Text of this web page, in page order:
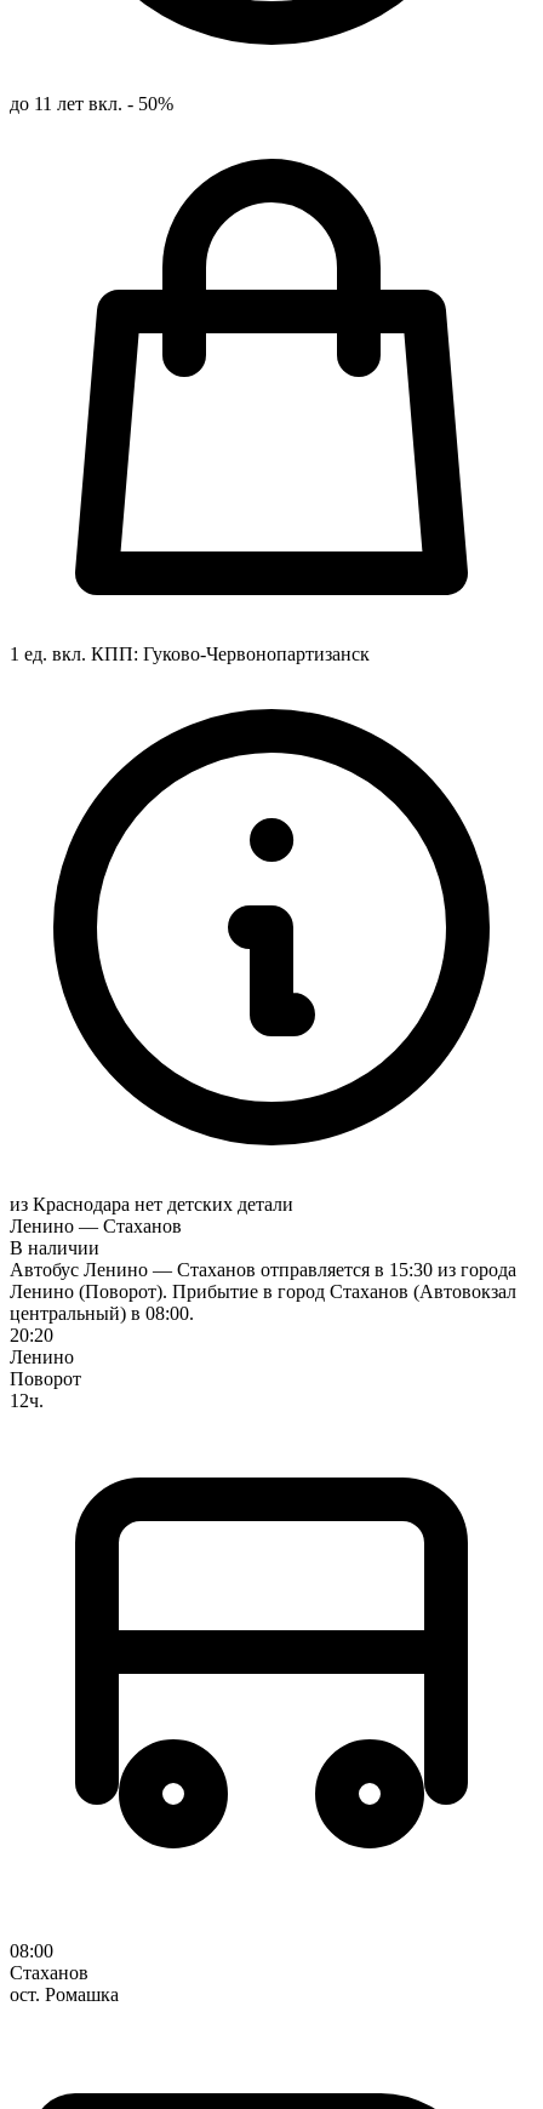
до 11 лет вкл. - 50%
1 ед. вкл. КПП: Гуково-Червонопартизанск
из Краснодара нет детских детали
Ленино — Стаханов
В наличии
Автобус Ленино — Стаханов отправляется в 15:30 из города
Ленино (Поворот). Прибытие в город Стаханов (Автовокзал
центральный) в 08:00.
20:20
Ленино
Поворот
12ч.
08:00
Стаханов
ост. Ромашка